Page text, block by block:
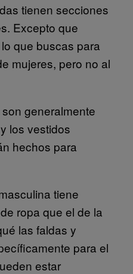
tienen secciones
Excepto que
que buscas para
mujeres, pero no al
generalmente
los vestidos
hechos para
tiene
ropa que el de la
las faldas y
para el
estar